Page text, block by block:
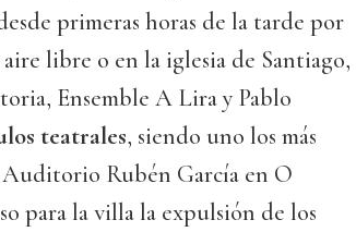
primeras horas de la tarde por
libre o en la iglesia de Santiago,
Ensemble A Lira y Pablo
teatrales, siendo uno los más
Auditorio Rubén García en O
para la villa la expulsión de los